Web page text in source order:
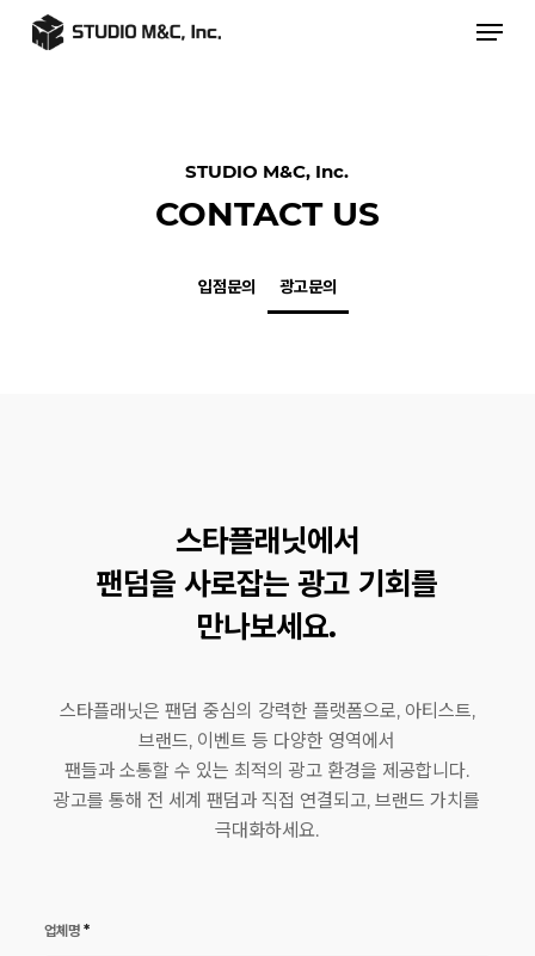
STUDIO M&C, Inc.
CONTACT US
입점문의 광고문의
스타플래닛에서
팬덤을 사로잡는 광고 기회를
만나보세요.
스타플래닛은 팬덤 중심의 강력한 플랫폼으로, 아티스트,
브랜드, 이벤트 등 다양한 영역에서
팬들과 소통할 수 있는 최적의 광고 환경을 제공합니다.
광고를 통해 전 세계 팬덤과 직접 연결되고, 브랜드 가치를
극대화하세요.
업체명*